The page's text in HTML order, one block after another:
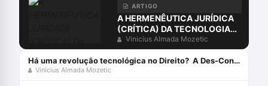
ARTIGO
A HERMENÊUTICA JURÍDICA
(CRÍTICA) DA TECNOLOGIA
PÓS-MODERNA
Vinicius Almada Mozetic
Há uma revolução tecnológica no Direito? A Des-Construção da Sociedade do Conhecimento e da Informação[1]
Vinicius Almada Mozetic